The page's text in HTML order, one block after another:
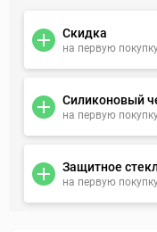
Скидка
на первую
Силиконовый
на первую
Защитное
на первую